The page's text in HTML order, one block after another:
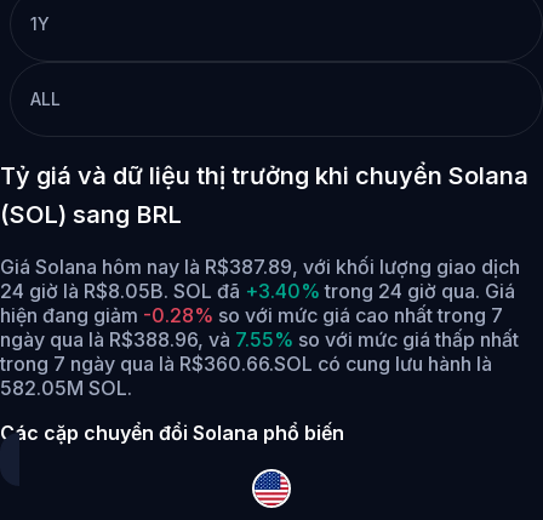
1Y
ALL
Tỷ giá và dữ liệu thị trưởng khi chuyển Solana
(SOL) sang BRL
Giá Solana hôm nay là R$387.89, với khối lượng giao dịch
24 giờ là R$8.05B. SOL đã +3.40% trong 24 giờ qua. Giá
hiện đang giảm -0.28% so với mức giá cao nhất trong 7
ngày qua là R$388.96, và 7.55% so với mức giá thấp nhất
trong 7 ngày qua là R$360.66.SOL có cung lưu hành là
582.05M SOL.
Các cặp chuyển đổi Solana phổ biến